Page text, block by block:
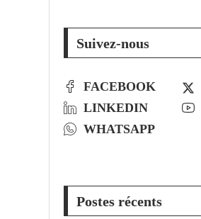
Suivez-nous
FACEBOOK
LINKEDIN
WHATSAPP
Postes récents